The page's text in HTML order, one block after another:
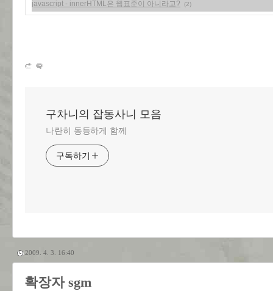
javascript - innerHTML은 웹표준이 아니라고? (2)
구차니의 잡동사니 모음
나란히 동등하게 함께
구독하기
2009. 4. 3. 16:40
확장자 sgm